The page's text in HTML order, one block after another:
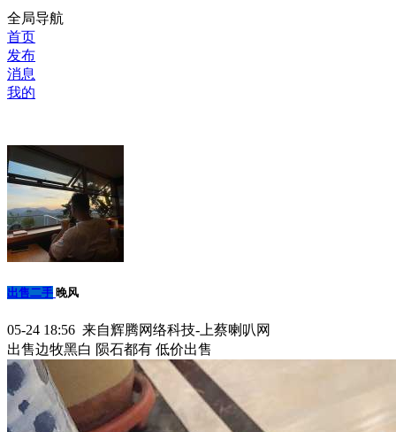
全局导航
首页
发布
消息
我的
出售二手 晚风
05-24 18:56 来自辉腾网络科技-上蔡喇叭网
出售边牧黑白 陨石都有 低价出售